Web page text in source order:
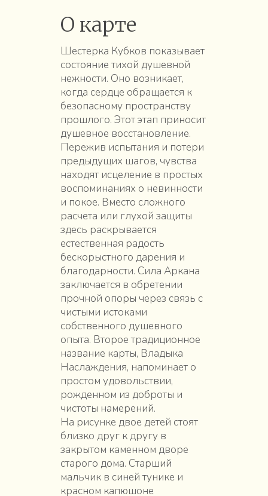
О карте
Шестерка Кубков показывает
состояние тихой душевной
нежности. Оно возникает,
когда сердце обращается к
безопасному пространству
прошлого. Этот этап приносит
душевное восстановление.
Пережив испытания и потери
предыдущих шагов, чувства
находят исцеление в простых
воспоминаниях о невинности
и покое. Вместо сложного
расчета или глухой защиты
здесь раскрывается
естественная радость
бескорыстного дарения и
благодарности. Сила Аркана
заключается в обретении
прочной опоры через связь с
чистыми истоками
собственного душевного
опыта. Второе традиционное
название карты, Владыка
Наслаждения, напоминает о
простом удовольствии,
рожденном из доброты и
чистоты намерений.
На рисунке двое детей стоят
близко друг к другу в
закрытом каменном дворе
старого дома. Старший
мальчик в синей тунике и
красном капюшоне